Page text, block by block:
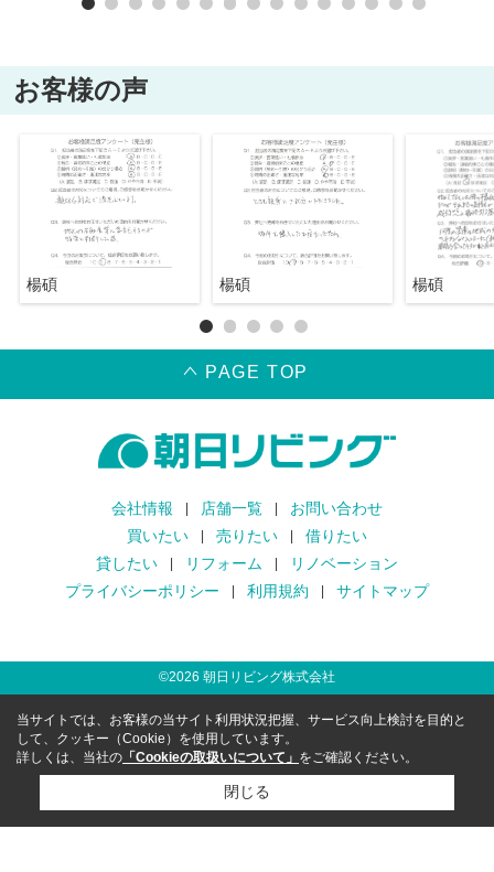
お客様の声
楊碩 楊碩 楊碩
PAGE TOP
会社情報 店舗一覧
お問い合わせ
買いたい
売りたい
借りたい
貸したい
リフォーム
リノベーション
プライバシーポリシー
利用規約 サイトマップ
©2026 朝日リビング株式会社
当サイトでは、お客様の当サイト利用状況把握、サービス向上検討を目的と
して、クッキー（Cookie）を使用しています。
詳しくは、当社の 「Cookieの取扱いについて」 をご確認ください。
閉じる